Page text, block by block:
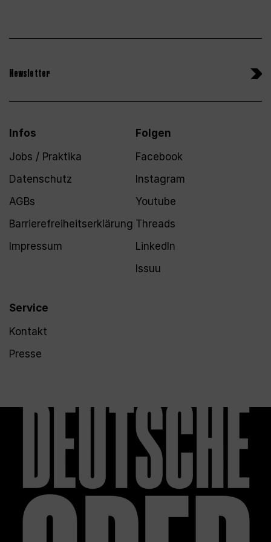
Newsletter
Infos
Jobs / Praktika
Datenschutz
AGBs
Barrierefreiheitserklärung
Impressum
Service
Kontakt
Presse
Folgen
Facebook
Instagram
Youtube
Threads
LinkedIn
Issuu